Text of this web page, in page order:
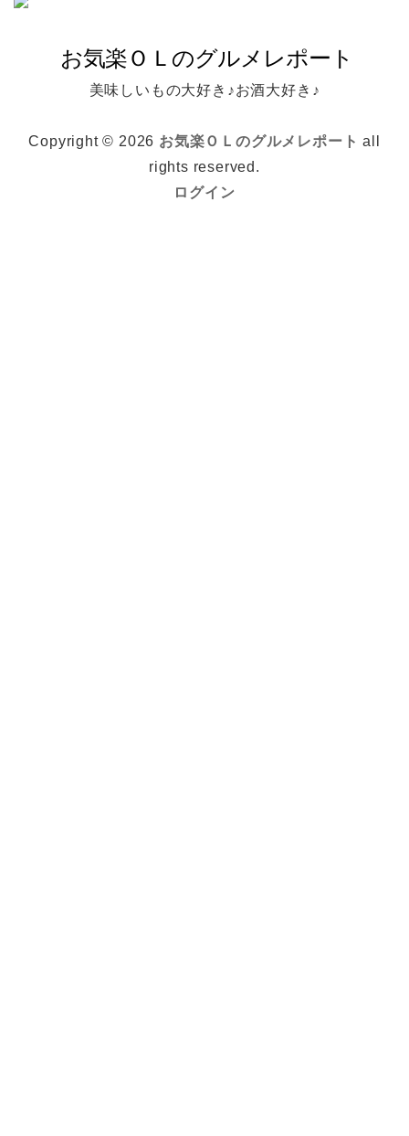
美味しいもの大好き♪お酒大好き♪
Copyright © 2026 お気楽ＯＬのグルメレポート all
rights reserved.
ログイン